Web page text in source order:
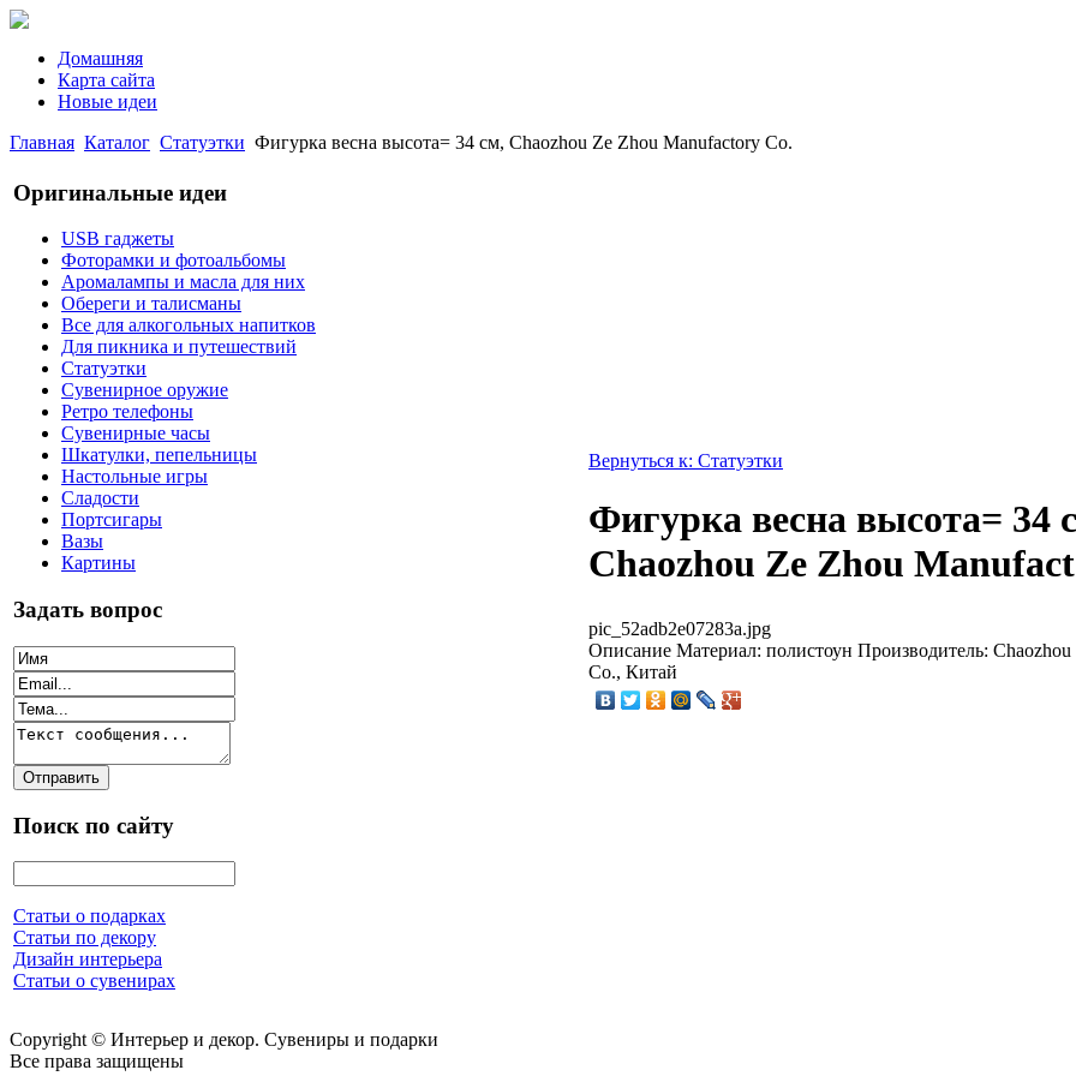
Домашняя
Карта сайта
Новые идеи
Главная Каталог Статуэтки Фигурка весна высота= 34 см, Chaozhou Ze Zhou Manufactory Co.
Оригинальные идеи
USB гаджеты
Фоторамки и фотоальбомы
Аромалампы и масла для них
Обереги и талисманы
Все для алкогольных напитков
Для пикника и путешествий
Статуэтки
Сувенирное оружие
Ретро телефоны
Сувенирные часы
Шкатулки, пепельницы
Настольные игры
Сладости
Портсигары
Вазы
Картины
Задать вопрос
Поиск по сайту
Статьи о подарках
Статьи по декору
Дизайн интерьера
Статьи о сувенирах
Вернуться к: Статуэтки
Фигурка весна высота= 34
Chaozhou Ze Zhou
pic_52adb2e07283a.jpg
Описание Материал: полистоун Производитель:
Co., Китай
Copyright © Интерьер и декор. Сувениры и подарки
Все права защищены